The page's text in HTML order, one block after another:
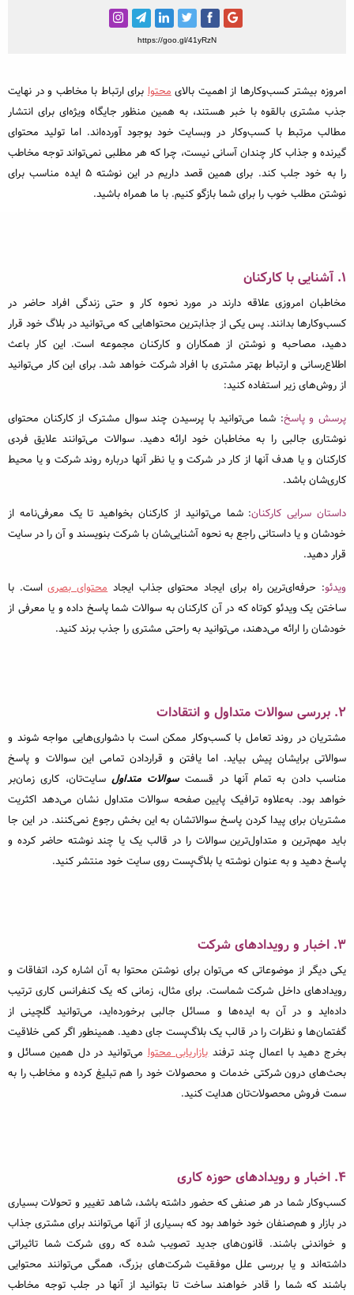
رپورتاژ آگهی
محبوب‌ترین
داغ‌ترین
https://goo.gl/41yRzN
امروزه بیشتر کسب‌وکارها از اهمیت بالایمحتوابرای ارتباط با مخاطب و در نهایت
جذب مشتری بالقوه با خبر هستند، به همین منظور جایگاه ویژه‌ای برای انتشار
مطالب مرتبط با کسب‌وکار در وبسایت خود بوجود آورده‌اند. اما تولید محتوای
گیرنده و جذاب کار چندان آسانی نیست، چرا که هر مطلبی نمی‌تواند توجه مخاطب
را به خود جلب کند. برای همین قصد داریم در این نوشته 5 ایده مناسب برای
نوشتن مطلب خوب را برای شما بازگو کنیم. با ما همراه باشید.
۱. آشنایی با کارکنان
مخاطبان امروزی علاقه دارند در مورد نحوه کار و حتی زندگی افراد حاضر در
کسب‌و‌کارها بدانند. پس یکی از جذابترین محتواهایی که می‌توانید در بلاگ خود قرار
دهید، مصاحبه و نوشتن از همکاران و کارکنان‌ مجموعه است. این کار باعث
اطلاع‌رسانی و ارتباط بهتر مشتری با افراد شرکت خواهد شد. برای این کار می‌توانید
از روش‌های زیر استفاده کنید:
پرسش و پاسخ: شما می‌توانید با پرسیدن چند سوال مشترک از کارکنان محتوای
نوشتاری جالبی را به مخاطبان خود ارائه دهید. سوالات می‌توانند علایق فردی
کارکنان و یا هدف آنها از کار در شرکت و یا نظر آنها درباره روند شرکت و یا محیط
کاری‌شان باشد.
داستان سرایی کارکنان: شما می‌توانید از کارکنان بخواهید تا یک معرفی‌نامه از
خودشان و یا داستانی راجع به نحوه آشنایی‎‌شان با شرکت بنویسند و آن را در سایت
قرار دهید.
ویدئو: حرفه‌ای‌ترین راه برای ایجاد محتوای جذاب ایجادمحتوای بصریاست. با
ساختن یک ویدئو کوتاه که در آن کارکنان به سوالات شما پاسخ داده و یا معرفی از
خودشان را ارائه می‌دهند، می‌توانید به راحتی مشتری را جذب برند کنید.
۲. بررسی سوالات متداول و انتقادات
مشتریان در روند تعامل با کسب‌وکار ممکن است با دشواری‌هایی مواجه شوند و
سوالاتی برایشان پیش بیاید. اما یافتن و قراردادن تمامی این سوالات و پاسخ
مناسب دادن به تمام آنها در قسمت سوالات متداول سایت‌تان، کاری زمان‌بر
خواهد بود. به‌علاوه ترافیک پایین صفحه سوالات متداول نشان می‌دهد اکثریت
مشتریان برای پیدا کردن پاسخ سوالاتشان به این بخش رجوع نمی‌کنند. در این جا
باید مهم‌ترین و متداول‌ترین سوالات را در قالب یک یا چند نوشته حاضر کرده و
پاسخ دهید و به عنوان نوشته‌ یا بلاگ‌پست روی سایت خود منتشر کنید.
۳. اخبار و رویدادهای شرکت
یکی دیگر از موضوعاتی که می‌توان برای نوشتن محتوا به آن اشاره کرد، اتفاقات و
رویدادهای داخل شرکت شماست. برای مثال، زمانی که یک کنفرانس کاری ترتیب
داده‌اید و در آن به ایده‌ها و مسائل جالبی برخورده‌اید، می‌توانید گلچینی از
گفتمان‌ها و نظرات را در قالب یک بلاگ‌پست جای دهید. همینطور اگر کمی خلاقیت
بخرج دهید با اعمال چند ترفندبازاریابی محتوامی‌توانید در دل همین مسائل و
بحث‌های درون شرکتی خدمات و محصولات خود را هم تبلیغ کرده و مخاطب را به
سمت فروش محصولات‌تان هدایت کنید.
۴. اخبار و رویدادهای حوزه کاری
کسب‌وکار شما در هر صنفی که حضور داشته باشد، شاهد تغییر و تحولات بسیاری
در بازار و هم‌صنفان خود خواهد بود که بسیاری از آنها می‌توانند برای مشتری جذاب
و خواندنی باشند. قانون‌های جدید تصویب شده که روی شرکت شما تاثیراتی
داشته‌اند و یا بررسی علل موفقیت شرکت‌های بزرگ، همگی می‌توانند محتوایی
باشند که شما را قادر خواهند ساخت تا بتوانید از آنها در جلب توجه مخاطب